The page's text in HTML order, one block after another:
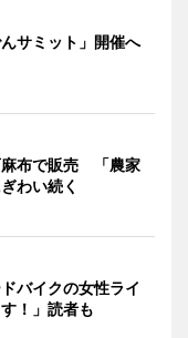
サミット」開催へ
麻布で販売 「農家
わい続く
バイクの女性ライ
！」読者も